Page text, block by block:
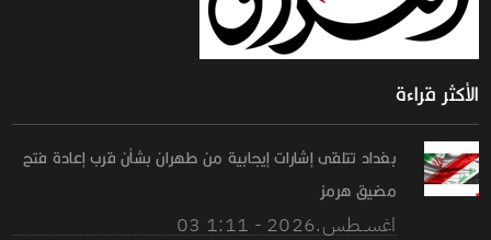
الأكثر قراءة
بغداد تتلقى إشارات إيجابية من طهران بشأن قرب إعادة فتح
مضيق هرمز
03 اغســطس.2026 - 1:11